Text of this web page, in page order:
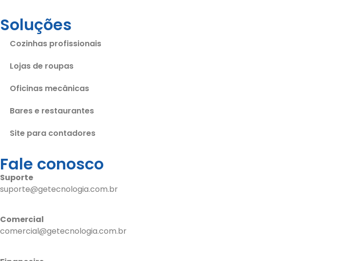
Soluções
Cozinhas profissionais
Lojas de roupas
Oficinas mecânicas
Bares e restaurantes
Site para contadores
Fale conosco
Suporte
suporte@getecnologia.com.br
Comercial
comercial@getecnologia.com.br